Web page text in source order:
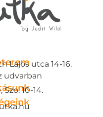
Lajos utca 14-16.
udvarban
Szo: 10-14.